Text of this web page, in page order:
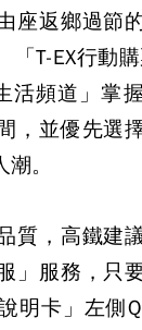
座返鄉過節
「T-EX行動
活頻道」掌
，並優先選
。
質，高鐵建
」服務，只
明卡」左側